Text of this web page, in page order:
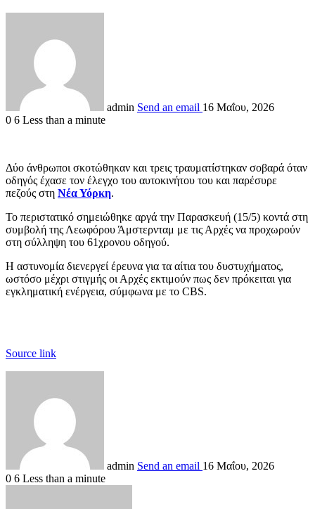
admin Send an email 16 Μαΐου, 2026
0 6 Less than a minute
Δύο άνθρωποι σκοτώθηκαν και τρεις τραυματίστηκαν σοβαρά όταν
οδηγός έχασε τον έλεγχο του αυτοκινήτου του και παρέσυρε
πεζούς στη Νέα Υόρκη.
Το περιστατικό σημειώθηκε αργά την Παρασκευή (15/5) κοντά στη
συμβολή της Λεωφόρου Άμστερνταμ με τις Αρχές να προχωρούν
στη σύλληψη του 61χρονου οδηγού.
Η αστυνομία διενεργεί έρευνα για τα αίτια του δυστυχήματος,
ωστόσο μέχρι στιγμής οι Αρχές εκτιμούν πως δεν πρόκειται για
εγκληματική ενέργεια, σύμφωνα με το CBS.
Source link
admin Send an email 16 Μαΐου, 2026
0 6 Less than a minute